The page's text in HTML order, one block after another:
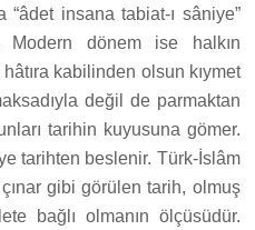
insana tabiat-ı sâniye”
Modern dönem ise halkın
kabilinden olsun kıymet
değil de parmaktan
tarihin kuyusuna gömer.
tarihten beslenir. Türk-İslâm
gibi görülen tarih, olmuş
bağlı olmanın ölçüsüdür.